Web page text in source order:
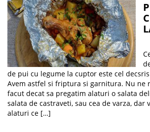
de pui cu legume la cuptor este cel
Avem astfel si friptura si garnitura. Nu ne
facut decat sa pregatim alaturi o salata
salata de castraveti, sau cea de varza, dar
alaturi ce […]